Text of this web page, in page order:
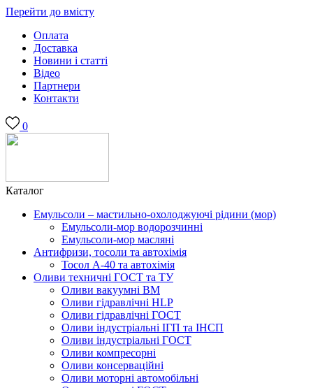
Перейти до вмісту
Оплата
Доставка
Новини і статті
Відео
Партнери
Контакти
0
Каталог
Емульсоли – мастильно-охолоджуючі рідини (мор)
Емульсоли-мор водорозчинні
Емульсоли-мор масляні
Антифризи, тосоли та автохімія
Тосол А-40 та автохімія
Оливи техничні ГОСТ та ТУ
Оливи вакуумні ВМ
Оливи гідравлічні HLP
Оливи гідравлічні ГОСТ
Оливи індустріальні ІГП та ІНСП
Оливи індустріальні ГОСТ
Оливи компресорні
Оливи консерваційні
Оливи моторні автомобільні